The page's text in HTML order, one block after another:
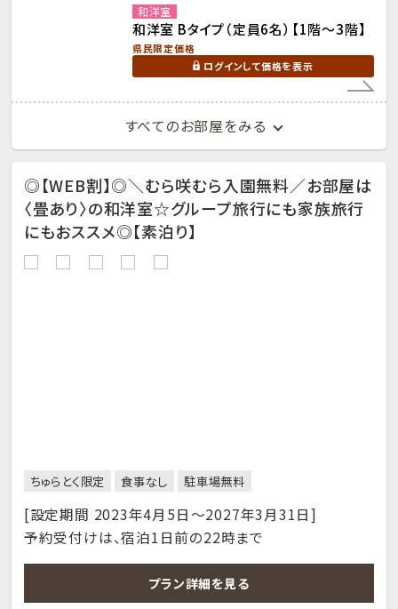
和洋室
和洋室 Bタイプ（定員6名）【1階～3階】
県民限定価格
ログインして価格を表示
すべてのお部屋をみる
◎【WEB割】◎＼むら咲むら入園無料／お部屋は
〈畳あり〉の和洋室☆グループ旅行にも家族旅行
にもおススメ◎【素泊り】
ちゅらとく限定 食事なし 駐車場無料
[設定期間 2023年4月5日～2027年3月31日]
予約受付けは、宿泊1日前の22時まで
プラン詳細を見る